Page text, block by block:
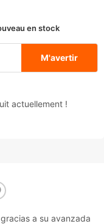
en stock
M'avertir
actuellement !
gracias a su avanzada